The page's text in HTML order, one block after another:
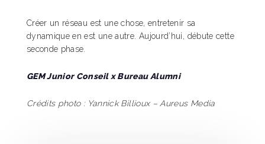
Créer un réseau est une chose, entretenir sa
dynamique en est une autre. Aujourd’hui, débute cette
seconde phase.
GEM Junior Conseil x Bureau Alumni
Crédits photo : Yannick Billioux – Aureus Media